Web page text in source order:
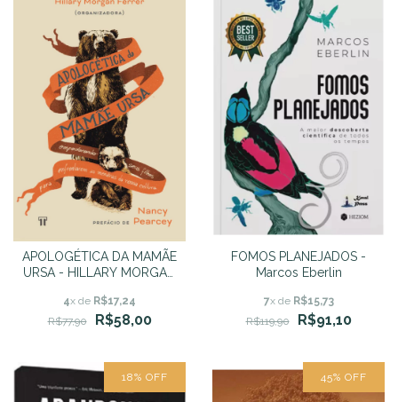
APOLOGÉTICA DA MAMÃE
URSA - HILLARY MORGAN
4x de R$17,24
R$77,90
R$58,00
FOMOS PLANEJADOS -
Marcos Eberlin
7x de R$15,73
R$119,90
R$91,10
18% OFF 45% OFF